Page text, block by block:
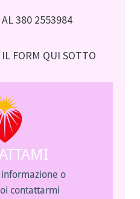
380 2553984
FORM QUI SOTTO
o
contattarmi